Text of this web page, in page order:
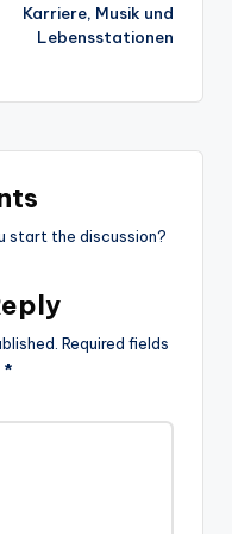
Karriere, Musik und
Lebensstationen
start the discussion?
Required fields
*